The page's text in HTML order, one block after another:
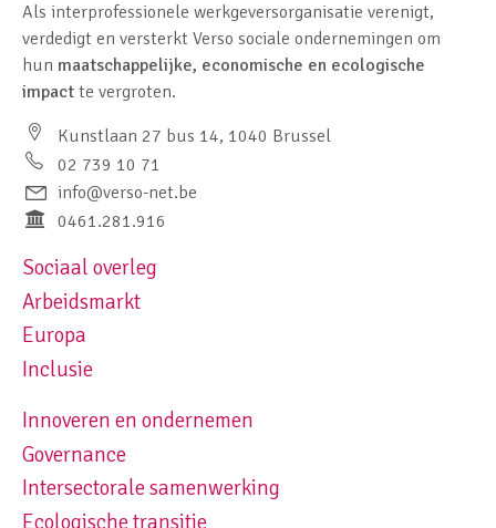
Als interprofessionele werkgeversorganisatie verenigt,
verdedigt en versterkt Verso sociale ondernemingen om
hun maatschappelijke, economische en ecologische
impact te vergroten.
Kunstlaan 27 bus 14, 1040 Brussel
02 739 10 71
info@verso-net.be
0461.281.916
Footer navigation left
Sociaal overleg
Arbeidsmarkt
Europa
Inclusie
Footer navigation right
Innoveren en ondernemen
Governance
Intersectorale samenwerking